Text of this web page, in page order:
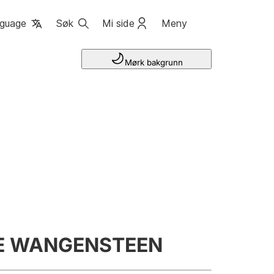
Søk Mi side Meny
Mørk bakgrunn
WANGENSTEEN